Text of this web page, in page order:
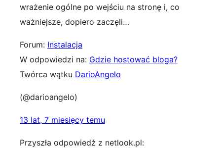
wrażenie ogólne po wejściu na stronę i, co
ważniejsze, dopiero zaczęli…
Forum: Instalacja
W odpowiedzi na: Gdzie hostować bloga?
Twórca wątku DarioAngelo
(@darioangelo)
13 lat, 7 miesięcy temu
Przyszła odpowiedź z netlook.pl: